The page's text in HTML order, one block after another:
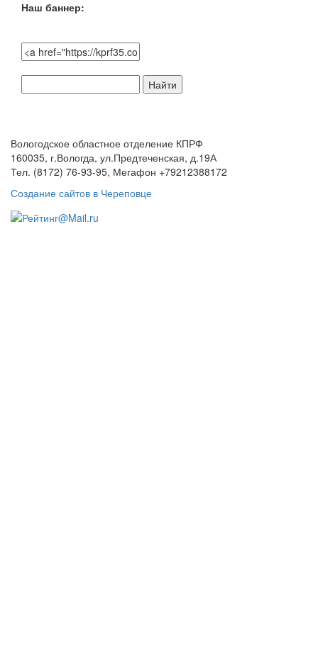
Наш баннер:
по
Вологодское областное отделение КПРФ
160035, г.Вологда, ул.Предтеченская, д.19А
Тел. (8172) 76-93-95, Мегафон +79212388172
Создание сайтов в Череповце